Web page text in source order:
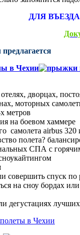
ДЛЯ
дворцах,
моторных
метров
на боевом хаммере
самолета airbus
полета?
СПА с
совершить спуск по
на сноу бордах
дегустациях